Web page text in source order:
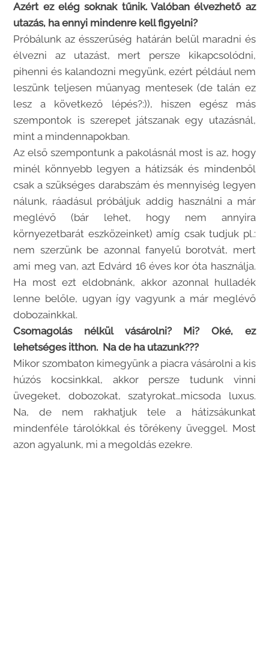
Azért ez elég soknak tűnik. Valóban élvezhető az
utazás, ha ennyi mindenre kell figyelni?
Próbálunk az ésszerűség határán belül maradni és
élvezni az utazást, mert persze kikapcsolódni,
pihenni és kalandozni megyünk, ezért például nem
leszünk teljesen műanyag mentesek (de talán ez
lesz a következő lépés?:)), hiszen egész más
szempontok is szerepet játszanak egy utazásnál,
mint a mindennapokban.
Az első szempontunk a pakolásnál most is az, hogy
minél könnyebb legyen a hátizsák és mindenből
csak a szükséges darabszám és mennyiség legyen
nálunk, ráadásul próbáljuk addig használni a már
meglévő (bár lehet, hogy nem annyira
környezetbarát eszközeinket) amíg csak tudjuk pl.:
nem szerzünk be azonnal fanyelű borotvát, mert
ami meg van, azt Edvárd 16 éves kor óta használja.
Ha most ezt eldobnánk, akkor azonnal hulladék
lenne belőle, ugyan így vagyunk a már meglévő
dobozainkkal.
Csomagolás nélkül vásárolni? Mi? Oké, ez
lehetséges itthon. Na de ha utazunk???
Mikor szombaton kimegyünk a piacra vásárolni a kis
húzós kocsinkkal, akkor persze tudunk vinni
üvegeket, dobozokat, szatyrokat…micsoda luxus.
Na, de nem rakhatjuk tele a hátizsákunkat
mindenféle tárolókkal és törékeny üveggel. Most
azon agyalunk, mi a megoldás ezekre.